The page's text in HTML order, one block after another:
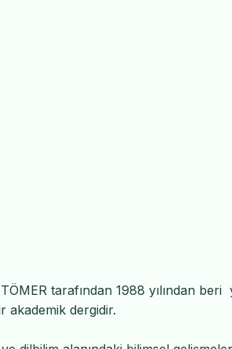
tarafından 1988 yılından
akademik dergidir.